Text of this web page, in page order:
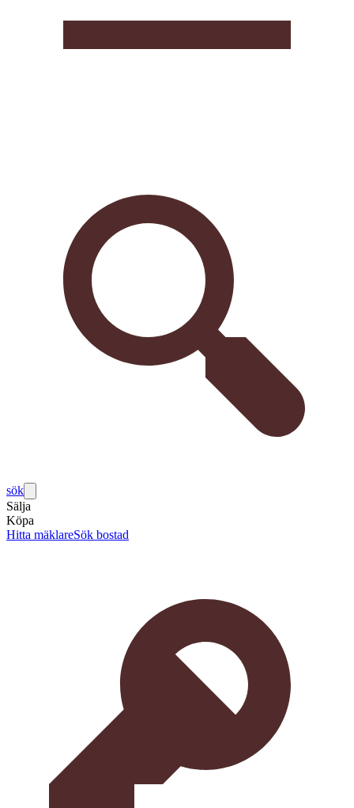
sök
Sälja
Köpa
Hitta mäklareSök bostad